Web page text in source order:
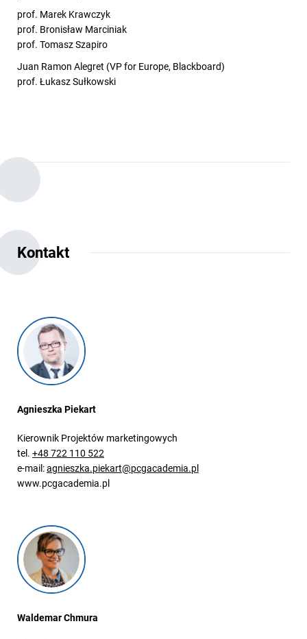
prof. Marek Krawczyk
prof. Bronisław Marciniak
prof. Tomasz Szapiro
Juan Ramon Alegret (VP for Europe, Blackboard)
prof. Łukasz Sułkowski
Kontakt
Agnieszka Piekart
Kierownik Projektów marketingowych
tel. +48 722 110 522
e-mail:agnieszka.piekart@pcgacademia.pl
www.pcgacademia.pl
Waldemar Chmura